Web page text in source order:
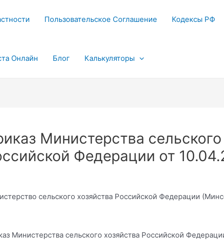
Пользовательское Соглашение Кодексы РФ
Онлайн Блог Калькуляторы
Министерства сельского
Федерации от
сельского хозяйства Российской Федерации
Министерства сельского хозяйства Российской